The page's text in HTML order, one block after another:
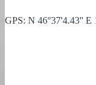
GPS: N 46°37'4.43'' E